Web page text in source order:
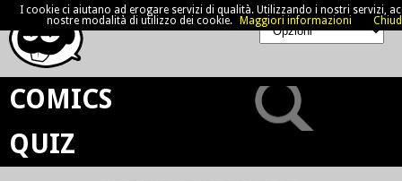
COMICS
QUIZ
I cookie ci aiutano ad erogare servizi di qualità. Utilizzando i nostri servizi,
nostre modalità di utilizzo dei cookie.
Maggiori informazioni